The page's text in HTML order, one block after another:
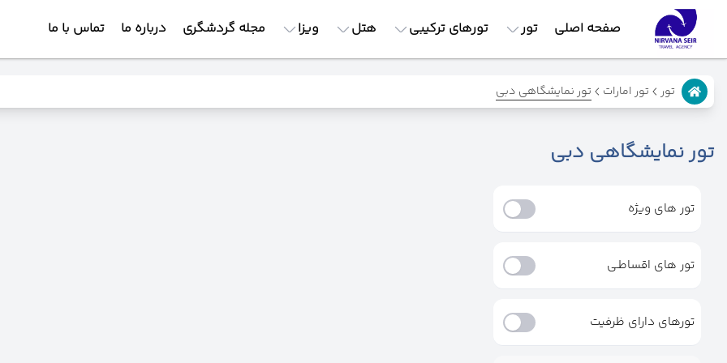
صفحه اصلی تور تورهای ترکیبی هتل ویزا مجله گردشگری درباره ما تماس با ما
تور تور امارات تور نمایشگاهی دبی
تور نمایشگاهی دبی
تور های ویژه
تور های اقساطـی
تورهای دارای ظرفیت